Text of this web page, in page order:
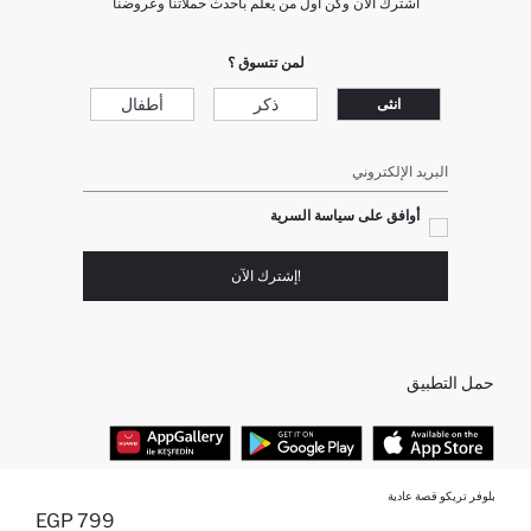
بلوفر تريكو قصة عادية
799 EGP
لمن تتسوق ؟
انثى ذكر أطفال
البريد الإلكتروني
أوافق على سياسة السرية
!إشترك الآن
حمل التطبيق